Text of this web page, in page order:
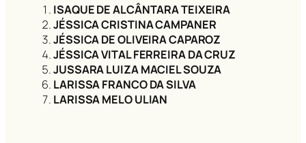
ISAQUE DE ALCÂNTARA TEIXEIRA
JÉSSICA CRISTINA CAMPANER
JÉSSICA DE OLIVEIRA CAPAROZ
JÉSSICA VITAL FERREIRA DA CRUZ
JUSSARA LUIZA MACIEL SOUZA
LARISSA FRANCO DA SILVA
LARISSA MELO ULIAN